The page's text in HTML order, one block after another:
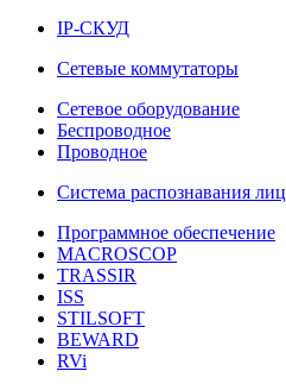
IP-СКУД
Сетевые коммутаторы
Сетевое оборудование
Беспроводное
Проводное
Система распознавания лиц
Программное обеспечение
MACROSCOP
TRASSIR
ISS
STILSOFT
BEWARD
RVi